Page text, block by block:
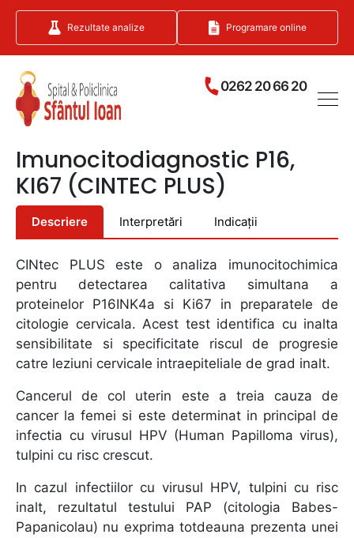
0262 20 66 20
Rezultate analize Programare online
Imunocitodiagnostic P16,
KI67 (CINTEC PLUS)
Descriere Interpretări Indicații
CINtec PLUS este o analiza imunocitochimica
pentru detectarea calitativa simultana a
proteinelor P16INK4a si Ki67 in preparatele de
citologie cervicala. Acest test identifica cu inalta
sensibilitate si specificitate riscul de progresie
catre leziuni cervicale intraepiteliale de grad inalt.
Cancerul de col uterin este a treia cauza de
cancer la femei si este determinat in principal de
infectia cu virusul HPV (Human Papilloma virus),
tulpini cu risc crescut.
In cazul infectiilor cu virusul HPV, tulpini cu risc
inalt, rezultatul testului PAP (citologia Babes-
Papanicolau) nu exprima totdeauna prezenta unei